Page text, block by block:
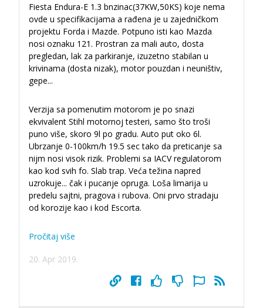
Fiesta Endura-E 1.3 bnzinac(37KW,50KS) koje nema
ovde u specifikacijama a rađena je u zajedničkom
projektu Forda i Mazde. Potpuno isti kao Mazda
nosi oznaku 121. Prostran za mali auto, dosta
pregledan, lak za parkiranje, izuzetno stabilan u
krivinama (dosta nizak), motor pouzdan i neuništiv,
gepe...
Verzija sa pomenutim motorom je po snazi
ekvivalent Stihl motornoj testeri, samo što troši
puno više, skoro 9l po gradu. Auto put oko 6l.
Ubrzanje 0-100km/h 19.5 sec tako da preticanje sa
nijm nosi visok rizik. Problemi sa IACV regulatorom
kao kod svih fo. Slab trap. Veća težina napred
uzrokuje... čak i pucanje opruga. Loša limarija u
predelu sajtni, pragova i rubova. Oni prvo stradaju
od korozije kao i kod Escorta.
Pročitaj više
20. Apr 2019.